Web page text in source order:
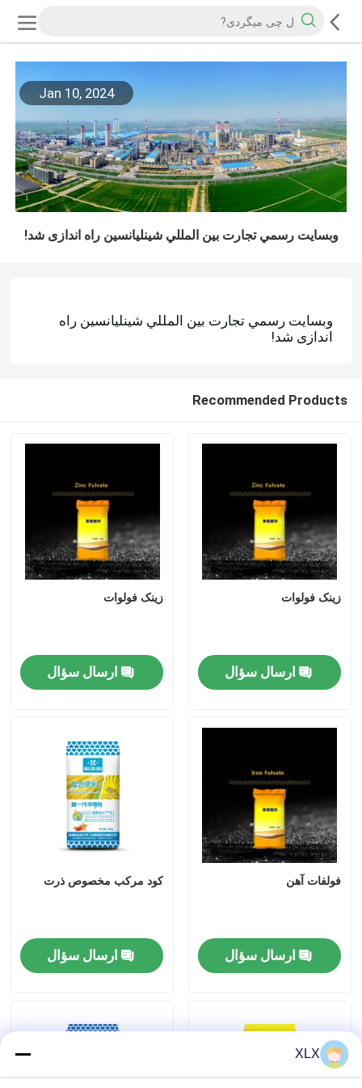
Jan 10, 2024
وبسايت رسمي تجارت بين المللي شينليانسين راه اندازی شد!
وبسايت رسمي تجارت بين المللي شينليانسين راه
اندازی شد!
Recommended Products
زینک فولوات
ارسال سؤال
زینک فولوات
ارسال سؤال
فولفات آهن
ارسال سؤال
کود مرکب مخصوص ذرت
ارسال سؤال
XLX